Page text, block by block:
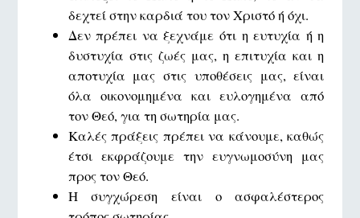
δεχτεί στην καρδιά του τον Χριστό ή όχι.
Δεν πρέπει να ξεχνάμε ότι η ευτυχία ή η
δυστυχία στις ζωές μας, η επιτυχία και η
αποτυχία μας στις υποθέσεις μας, είναι
όλα οικονομημένα και ευλογημένα από
τον Θεό, για τη σωτηρία μας.
Καλές πράξεις πρέπει να κάνουμε, καθώς
έτσι εκφράζουμε την ευγνωμοσύνη μας
προς τον Θεό.
Η συγχώρεση είναι ο ασφαλέστερος